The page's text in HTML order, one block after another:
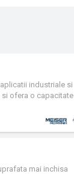
industriale si
si ofera o capacitate
mai inchisa